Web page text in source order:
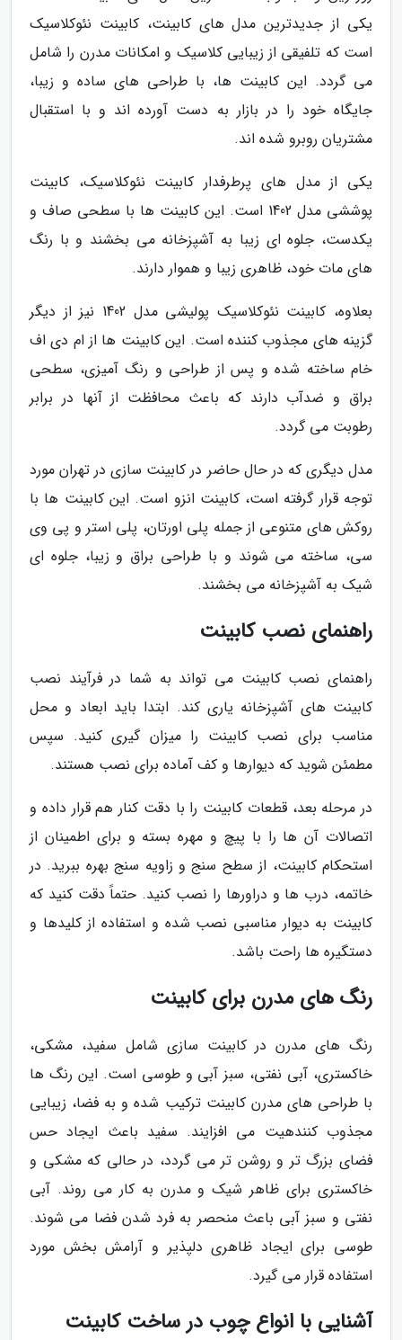
یکی از جدیدترین مدل های کابینت، کابینت نئوکلاسیک
است که تلفیقی از زیبایی کلاسیک و امکانات مدرن را شامل
می گردد. این کابینت ها، با طراحی های ساده و زیبا،
جایگاه خود را در بازار به دست آورده اند و با استقبال
مشتریان روبرو شده اند.
یکی از مدل های پرطرفدار کابینت نئوکلاسیک، کابینت
پوششی مدل 1402 است. این کابینت ها با سطحی صاف و
یکدست، جلوه ای زیبا به آشپزخانه می بخشند و با رنگ
های مات خود، ظاهری زیبا و هموار دارند.
بعلاوه، کابینت نئوکلاسیک پولیشی مدل 1402 نیز از دیگر
گزینه های مجذوب کننده است. این کابینت ها از ام دی اف
خام ساخته شده و پس از طراحی و رنگ آمیزی، سطحی
براق و ضدآب دارند که باعث محافظت از آنها در برابر
رطوبت می گردد.
مدل دیگری که در حال حاضر در کابینت سازی در تهران مورد
توجه قرار گرفته است، کابینت انزو است. این کابینت ها با
روکش های متنوعی از جمله پلی اورتان، پلی استر و پی وی
سی، ساخته می شوند و با طراحی براق و زیبا، جلوه ای
شیک به آشپزخانه می بخشند.
راهنمای نصب کابینت
راهنمای نصب کابینت می تواند به شما در فرآیند نصب
کابینت های آشپزخانه یاری کند. ابتدا باید ابعاد و محل
مناسب برای نصب کابینت را میزان گیری کنید. سپس
مطمئن شوید که دیوارها و کف آماده برای نصب هستند.
در مرحله بعد، قطعات کابینت را با دقت کنار هم قرار داده و
اتصالات آن ها را با پیچ و مهره بسته و برای اطمینان از
استحکام کابینت، از سطح سنج و زاویه سنج بهره ببرید. در
خاتمه، درب ها و دراورها را نصب کنید. حتماً دقت کنید که
کابینت به دیوار مناسبی نصب شده و استفاده از کلیدها و
دستگیره ها راحت باشد.
رنگ های مدرن برای کابینت
رنگ های مدرن در کابینت سازی شامل سفید، مشکی،
خاکستری، آبی نفتی، سبز آبی و طوسی است. این رنگ ها
با طراحی های مدرن کابینت ترکیب شده و به فضا، زیبایی
مجذوب کنندهیت می افزایند. سفید باعث ایجاد حس
فضای بزرگ تر و روشن تر می گردد، در حالی که مشکی و
خاکستری برای ظاهر شیک و مدرن به کار می روند. آبی
نفتی و سبز آبی باعث منحصر به فرد شدن فضا می شوند.
طوسی برای ایجاد ظاهری دلپذیر و آرامش بخش مورد
استفاده قرار می گیرد.
آشنایی با انواع چوب در ساخت کابینت